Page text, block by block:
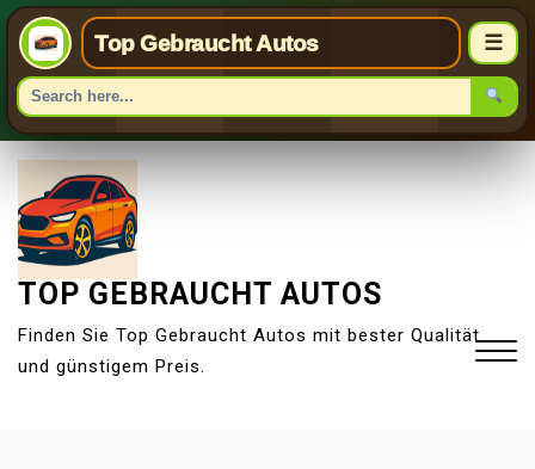
Top Gebraucht Autos ☰
TOP GEBRAUCHT AUTOS
Finden Sie Top Gebraucht Autos mit bester Qualität
und günstigem Preis.